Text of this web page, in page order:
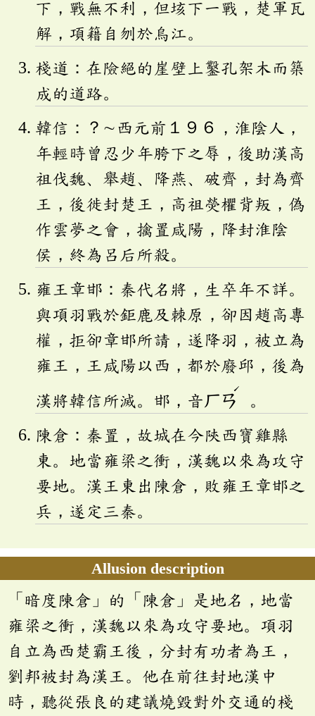
下，戰無不利，但垓下一戰，楚軍瓦
解，項籍自刎於烏江。
棧道：在險絕的崖壁上鑿孔架木而築
成的道路。
韓信：？∼西元前１９６，淮陰人，
年輕時曾忍少年胯下之辱，後助漢高
祖伐魏、舉趙、降燕、破齊，封為齊
王，後徙封楚王，高祖熒欋背叛，偽
作雲夢之會，擒置咸陽，降封淮陰
侯，終為呂后所殺。
雍王章邯：秦代名將，生卒年不詳。
與項羽戰於鉅鹿及棘原，卻因趙高專
權，拒卻章邯所請，遂降羽，被立為
雍王，王咸陽以西，都於廢邱，後為
漢將韓信所滅。邯，音ㄏㄢ
ˊ
。
陳倉：秦置，故城在今陝西寶雞縣
東。地當雍梁之衝，漢魏以來為攻守
要地。漢王東出陳倉，敗雍王章邯之
兵，遂定三秦。
Allusion description
「暗度陳倉」的「陳倉」是地名，地當
雍梁之衝，漢魏以來為攻守要地。項羽
自立為西楚霸王後，分封有功者為王，
劉邦被封為漢王。他在前往封地漢中
時，聽從張良的建議燒毀對外交通的棧